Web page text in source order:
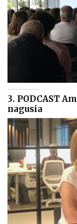
3. PODCAST
nagusia